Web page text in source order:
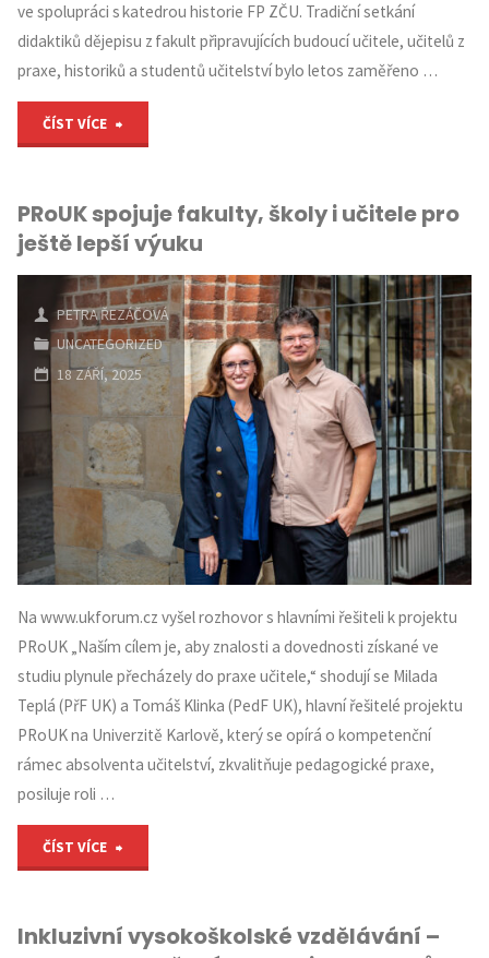
ve spolupráci s katedrou historie FP ZČU. Tradiční setkání
didaktiků dějepisu z fakult připravujících budoucí učitele, učitelů z
praxe, historiků a studentů učitelství bylo letos zaměřeno …
ČÍST VÍCE
odborný
panel
OKR
dějepis "
PRoUK spojuje fakulty, školy i učitele pro
ještě lepší výuku
PETRA ŘEZÁČOVÁ
UNCATEGORIZED
18 ZÁŘÍ, 2025
Na www.ukforum.cz vyšel rozhovor s hlavními řešiteli k projektu
PRoUK „Naším cílem je, aby znalosti a dovednosti získané ve
studiu plynule přecházely do praxe učitele,“ shodují se Milada
Teplá (PřF UK) a Tomáš Klinka (PedF UK), hlavní řešitelé projektu
PRoUK na Univerzitě Karlově, který se opírá o kompetenční
rámec absolventa učitelství, zkvalitňuje pedagogické praxe,
posiluje roli …
ČÍST VÍCE
fakulty,
Inkluzivní vysokoškolské vzdělávání –